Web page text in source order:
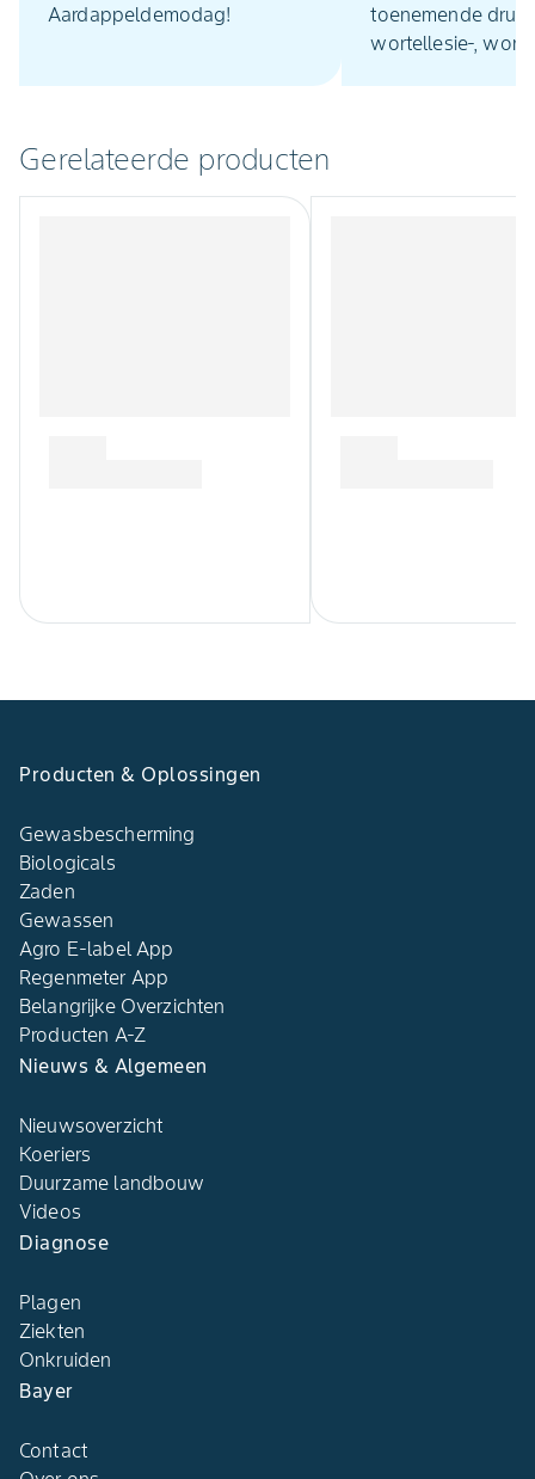
Aardappeldemodag!
toenemende druk
wortellesie‑,
Gerelateerde producten
Producten & Oplossingen
Gewasbescherming
Biologicals
Zaden
Gewassen
Agro E-label App
Regenmeter App
Belangrijke Overzichten
Producten A-Z
Nieuws & Algemeen
Nieuwsoverzicht
Koeriers
Duurzame landbouw
Videos
Diagnose
Plagen
Ziekten
Onkruiden
Bayer
Contact